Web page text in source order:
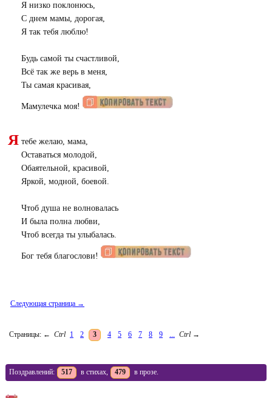
Я низко поклонюсь,
С днем мамы, дорогая,
Я так тебя люблю!
Будь самой ты счастливой,
Всё так же верь в меня,
Ты самая красивая,
Мамулечка моя!
Я тебе желаю, мама,
Оставаться молодой,
Обаятельной, красивой,
Яркой, модной, боевой.
Чтоб душа не волновалась
И была полна любви,
Чтоб всегда ты улыбалась.
Бог тебя благослови!
Следующая страница →
Страницы: ← Ctrl 1 2 3 4 5 6 7 8 9 ... Ctrl →
Поздравлений: 517 в стихах, 479 в прозе.